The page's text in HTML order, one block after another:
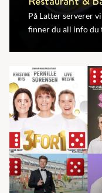
På Latter serverer
finner du all info du